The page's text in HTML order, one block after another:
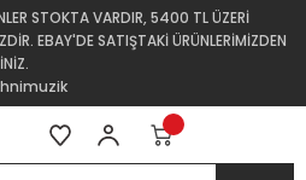
STOKTA VARDIR, 5400 TL ÜZERİ
EBAY'DE SATIŞTAKİ ÜRÜNLERİMİZDEN